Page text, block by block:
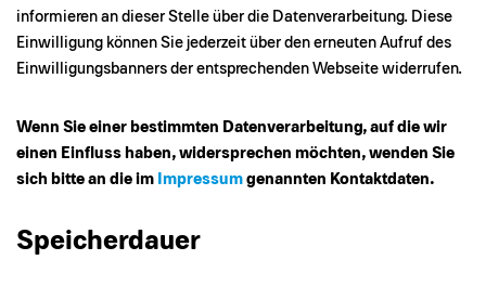
informieren an dieser Stelle über die Datenverarbeitung. Diese
Einwilligung können Sie jederzeit über den erneuten Aufruf des
Einwilligungsbanners der entsprechenden Webseite widerrufen.
Wenn Sie einer bestimmten Datenverarbeitung, auf die wir
einen Einfluss haben, widersprechen möchten, wenden Sie
sich bitte an die im Impressum genannten Kontaktdaten.
Speicherdauer